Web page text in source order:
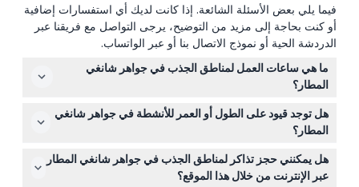
فيما يلي بعض الأسئلة الشائعة. إذا كانت لديك أي استفسارات إضافية
أو كنت بحاجة إلى مزيد من التوضيح، يرجى التواصل مع فريقنا عبر
الدردشة الحية أو نموذج الاتصال بنا أو عبر الواتساب.
ما هي ساعات العمل لمناطق الجذب في جواهر شانغي
المطار؟
تعمل مناطق الجذب في جواهر شانغي المطار عادة من الساعة
10:00 صباحًا حتى 9:00 مساءً، مع آخر دخول قبل 30 دقيقة من
الإغلاق. تختلف ساعات منتزه الوبر قليلاً، خاصة في عطلات نهاية
الأسبوع والعطلات الرسمية. (قد تتغير — يرجى التأكد عند
الحجز)
هل توجد قيود على الطول أو العمر للأنشطة في جواهر شانغي
المطار؟
نعم، بعض مناطق الجذب مثل شبكة المشي وشبكة القفز
تتطلب حدًا أدنى للطول يبلغ 110 سم. يجب أن يرافق الأطفال
هل يمكنني حجز تذاكر لمناطق الجذب في جواهر شانغي المطار
عبر الإنترنت من خلال هذا الموقع؟